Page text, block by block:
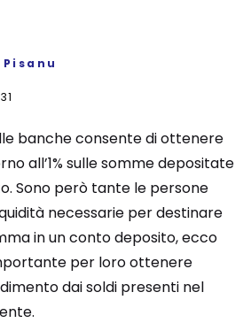
banche consente di ottenere
all’1% sulle somme depositate
Sono però tante le persone
necessarie per destinare
in un conto deposito, ecco
per loro ottenere
dai soldi presenti nel